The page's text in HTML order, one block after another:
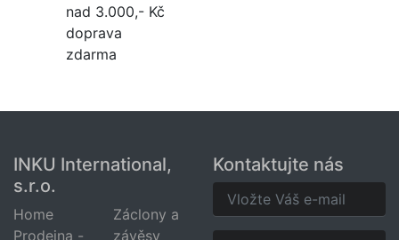
nad 3.000,- Kč
doprava
zdarma
INKU International,
s.r.o.
Home
Prodejna -
Záclony a
závěsy
Kontaktujte nás